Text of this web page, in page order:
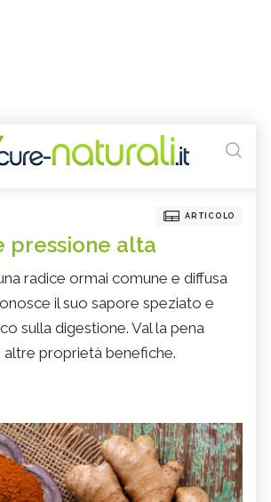
ARTICOLO
pressione alta
radice ormai comune e diffusa
il suo sapore speziato e
sulla digestione. Val la pena
altre proprietà benefiche.